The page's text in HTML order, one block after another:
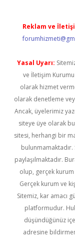
Reklam ve
Yasal Uyarı:
ve İletişim Kurumu
olarak hizmet
olarak denetleme
Ancak, üyelerimiz
siteye üye olarak
sitesi, herhangi bir
bulunmamaktadır.
paylaşılmaktadır.
olup, gerçek kurum
Gerçek kurum ve
Sitemiz, kar amacı
platformudur.
düşündüğünüz
adresine